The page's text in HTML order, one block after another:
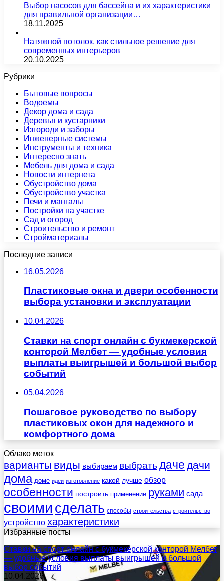
Выбор насосов для бассейна и их характеристики
для правильной организации…
18.11.2025
Натяжной потолок, как стильное решение для
современных интерьеров
20.10.2025
Рубрики
Бытовые вопросы
Водоемы
Декор дома и сада
Деревья и кустарники
Изгороди и заборы
Инженерные системы
Инструменты и техника
Интересно знать
Мебель для дома и сада
Новости интернета
Обустройство дома
Обустройство участка
Печи и мангалы
Постройки на участке
Сад и огород
Строительство и ремонт
Стройматериалы
Последние записи
16.05.2026
Пластиковые окна и двери особенности
выбора установки и эксплуатации
10.04.2026
Ставки на спорт онлайн с букмекерской
конторой Мелбет — удобные условия
выплаты выигрышей и большой выбор
событий
05.04.2026
Пошаговое руководство по выбору
пластиковых окон для надежного и
комфортного дома
Облако меток
варианты виды выбираем выбрать даче дачи
дома доме идеи изготовление какой лучше обзор
особенности построить применение руками сада
своими сделать способы строительства строительство
устройство характеристики
Избранные посты
Ставки на спорт онлайн с букмекерской конторой Мелбет
— удобные условия выплаты выигрышей и большой
выбор событий
10.04.2026